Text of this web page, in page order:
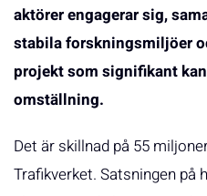
aktörer engagerar sig,
stabila forskningsmiljöer
projekt som signifikant
omställning.
Det är skillnad på 55
Trafikverket. Satsningen på